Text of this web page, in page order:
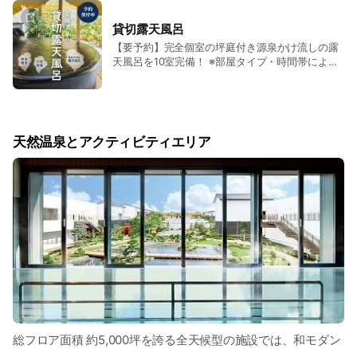
貸切露天風呂
【要予約】完全個室の坪庭付き源泉かけ流しの露
天風呂を10室完備！ ※部屋タイプ・時間帯により
天然温泉とアクティビティエリア
総フロア面積 約5,000坪を誇る全天候型の施設では、和モダン